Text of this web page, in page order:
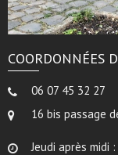
COORDONNÉES
06 07 45 32 27
16 bis passage
Jeudi après midi